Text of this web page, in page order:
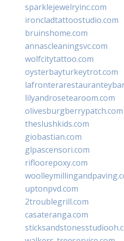
sparklejewelryinc.com
ironcladtattoostudio.com
bruinshome.com
annascleaningsvc.com
wolfcitytattoo.com
oysterbayturkeytrot.com
lilyandrosetearoom.com
olivesburgberrypatch.com
theslushkids.com
giobastian.com
glpascensori.com
rifloorepoxy.com
uptonpvd.com
2troublegrill.com
casateranga.com